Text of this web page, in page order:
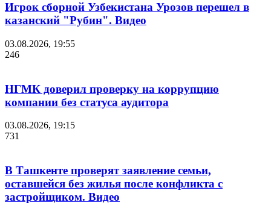
Игрок сборной Узбекистана Урозов перешел в
казанский "Рубин". Видео
03.08.2026, 19:55
246
НГМК доверил проверку на коррупцию
компании без статуса аудитора
03.08.2026, 19:15
731
В Ташкенте проверят заявление семьи,
оставшейся без жилья после конфликта с
застройщиком. Видео